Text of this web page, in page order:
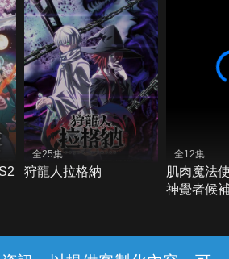
全25集
狩龍人拉格納
全12集
肌肉魔法
神覺者候